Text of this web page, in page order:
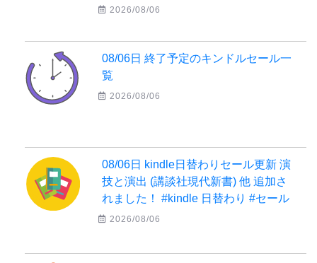
2026/08/06
08/06日 終了予定のキンドルセール一
覧
2026/08/06
08/06日 kindle日替わりセール更新 演
技と演出 (講談社現代新書) 他 追加さ
れました！ #kindle 日替わり #セール
2026/08/06